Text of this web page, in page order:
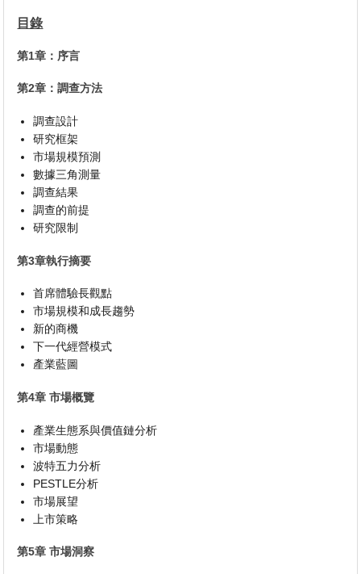
目錄
第1章：序言
第2章：調查方法
調查設計
研究框架
市場規模預測
數據三角測量
調查結果
調查的前提
研究限制
第3章執行摘要
首席體驗長觀點
市場規模和成長趨勢
新的商機
下一代經營模式
產業藍圖
第4章 市場概覽
產業生態系與價值鏈分析
市場動態
波特五力分析
PESTLE分析
市場展望
上市策略
第5章 市場洞察